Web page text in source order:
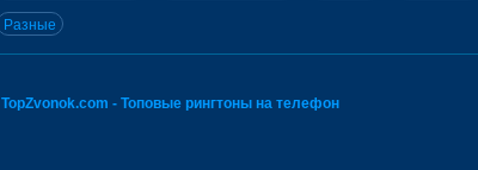
Разные
TopZvonok.com - Топовые рингтоны на телефон